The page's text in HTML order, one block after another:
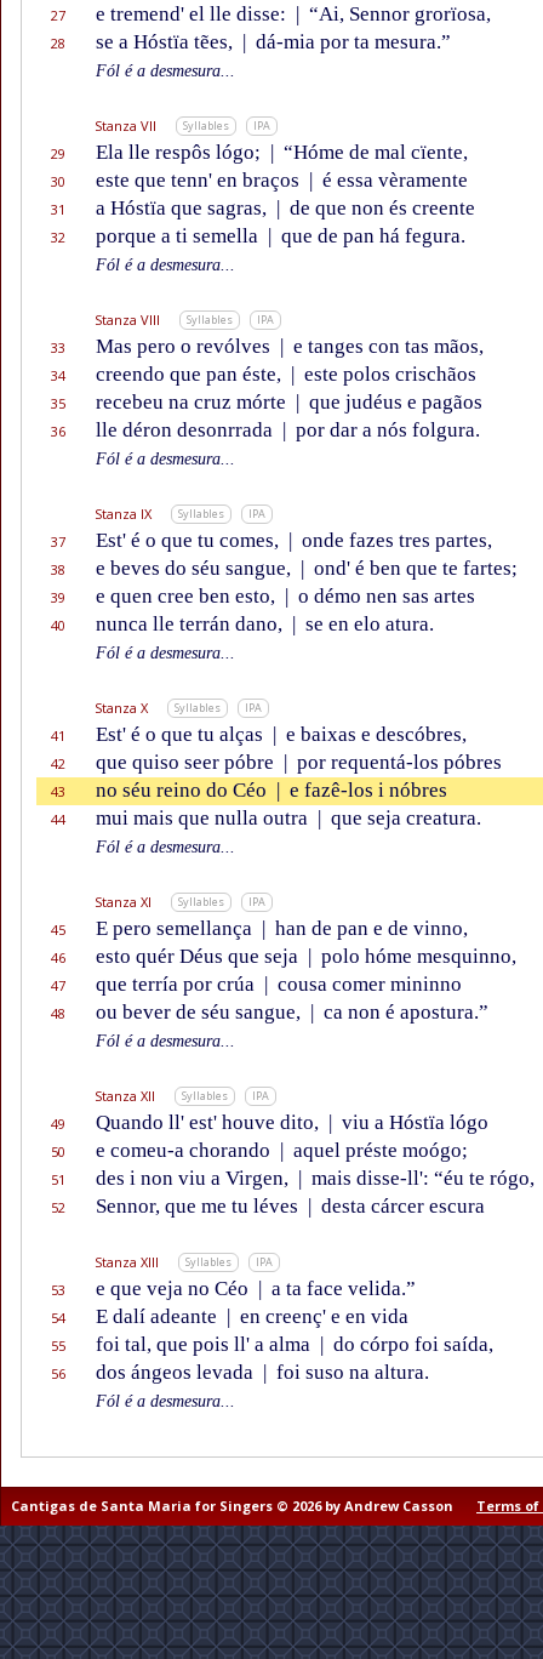
27 e tremend' el lle disse: | “Ai, Sennor grorïosa,
28 se a Hóstïa tẽes, | dá-mia por ta mesura.”
Fól é a desmesura...
Stanza VII Syllables IPA
29 Ela lle respôs lógo; | “Hóme de mal cïente,
30 este que tenn' en braços | é essa vèramente
31 a Hóstïa que sagras, | de que non és creente
32 porque a ti semella | que de pan há fegura.
Fól é a desmesura...
Stanza VIII Syllables IPA
33 Mas pero o revólves | e tanges con tas mãos,
34 creendo que pan éste, | este polos crischãos
35 recebeu na cruz mórte | que judéus e pagãos
36 lle déron desonrrada | por dar a nós folgura.
Fól é a desmesura...
Stanza IX Syllables IPA
37 Est' é o que tu comes, | onde fazes tres partes,
38 e beves do séu sangue, | ond' é ben que te fartes;
39 e quen cree ben esto, | o démo nen sas artes
40 nunca lle terrán dano, | se en elo atura.
Fól é a desmesura...
Stanza X Syllables IPA
41 Est' é o que tu alças | e baixas e descóbres,
42 que quiso seer póbre | por requentá-los póbres
43 no séu reino do Céo | e fazê-los i nóbres
44 mui mais que nulla outra | que seja creatura.
Fól é a desmesura...
Stanza XI Syllables IPA
45 E pero semellança | han de pan e de vinno,
46 esto quér Déus que seja | polo hóme mesquinno,
47 que terría por crúa | cousa comer mininno
48 ou bever de séu sangue, | ca non é apostura.”
Fól é a desmesura...
Stanza XII Syllables IPA
49 Quando ll' est' houve dito, | viu a Hóstïa lógo
50 e comeu-a chorando | aquel préste moógo;
51 des i non viu a Virgen, | mais disse-ll': “éu te rógo,
52 Sennor, que me tu léves | desta cárcer escura
Stanza XIII Syllables IPA
53 e que veja no Céo | a ta face velida.”
54 E dalí adeante | en creenç' e en vida
55 foi tal, que pois ll' a alma | do córpo foi saída,
56 dos ángeos levada | foi suso na altura.
Fól é a desmesura...
Cantigas de Santa Maria for Singers © 2026 by Andrew Casson Terms of